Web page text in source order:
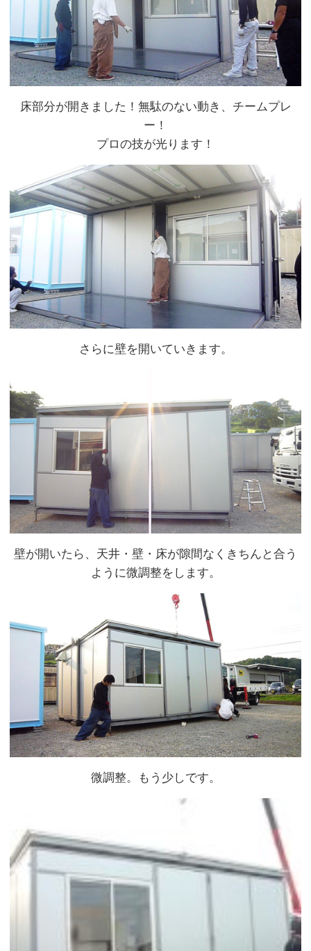
床部分が開きました！無駄のない動き、チームプレ
ー！
プロの技が光ります！
さらに壁を開いていきます。
壁が開いたら、天井・壁・床が隙間なくきちんと合う
ように微調整をします。
微調整。もう少しです。